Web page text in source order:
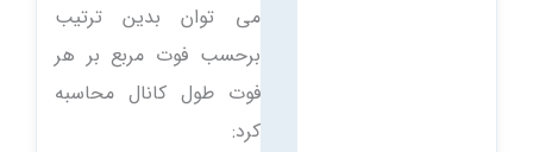
می توان بدین ترتیب
برحسب فوت مربع بر هر
فوت طول کانال محاسبه
کرد: